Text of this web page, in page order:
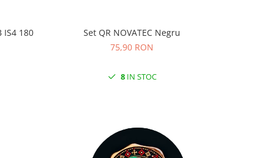
IS4 180
Set QR NOVATEC Negru
75,90 RON
8IN STOC